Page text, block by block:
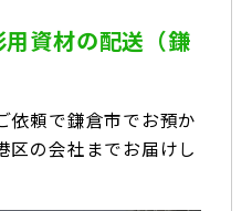
資材の配送（鎌
依頼で鎌倉市でお預か
区の会社までお届けし